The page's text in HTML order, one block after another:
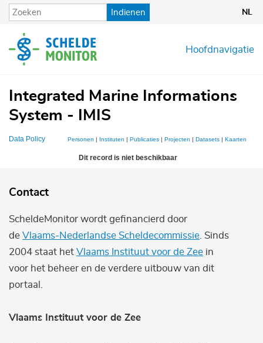
Overslaan
en
de
inhoud
Indienen NL
Hoofdnavigatie
Integrated Marine Informations
System - IMIS
Data Policy Personen | Instituten | Publicaties | Projecten | Datasets | Kaarten
Dit record is niet beschikbaar
Contact
ScheldeMonitor wordt gefinancierd door
de Vlaams-Nederlandse Scheldecommissie . Sinds
2004 staat het Vlaams Instituut voor de Zee in
voor het beheer en de verdere uitbouw van dit
portaal.
Vlaams Instituut voor de Zee